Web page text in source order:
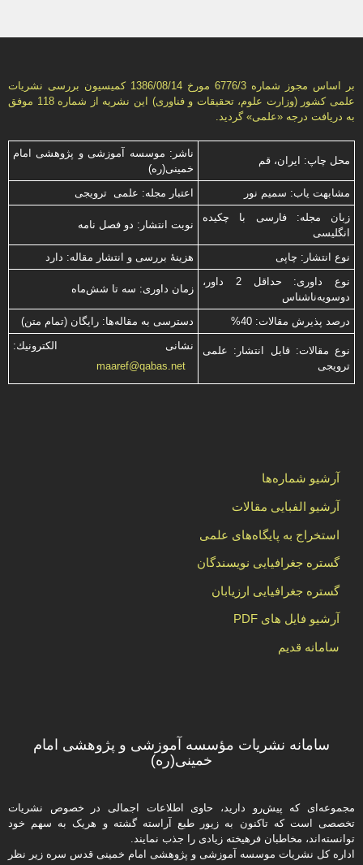
بر اساس مجوز شماره 6776/3 مورخ 1386/08/14 كمیسیون بررسى نشریات
علمى كشور (وزارت علوم، تحقیقات و فناورى) این نشریه از شماره 118 موفق
به دریافت درجه «علمى» گردید.
محل چاپ: ایران، قم
ناشر: موسسه آموزشی و پژوهشی امام
خمینی(ره)
مشابهت ياب: سميم نور
اعتبار مجله: علمی ترویجی
زبان مجله: فارسی با چكیده
انگلیسی
نوبت انتشار: دو فصل نامه
نوع انتشار: چاپی
هزینۀ بررسی و انتشار مقاله: دارد
نوع داوری: حداقل 2 داور،
دوسویه‌ناشناس
زمان داوری: سه تا شش‌ماه
درصد پذیرش مقالات: 40% دسترسی به مقاله‌ها: رایگان (تمام متن)
نوع مقالات: قابل انتشار: علمی
ترویجی
نشانی الكترونیك:
maaref@qabas.net
آرشیو شماره‌ها
آرشیو الفبایی مقالات
استخراج به پایگاه‌های علمی
گستره جغرافیایی نویسندگان
گستره جغرافیایی ارزیابان
آرشیو فایل های PDF
سامانه قدیم
سامانه نشریات مؤسسه آموزشی و پژوهشی امام
خمینی(ره)
مجموعه‌ای که پیش‌رو دارید،‌ حاوی اطلاعات اجمالی در خصوص نشریات
تخصصی است که تاکنون به زیور طبع آراسته گشته و هریک به سهم خود
توانسته‌اند، مخاطبان فرهیخته‌ زیادی را جذب نمایند.
اداره كل نشریات موسسه آموزشی و پژوهشی امام خمینی قدس سره زیر نظر